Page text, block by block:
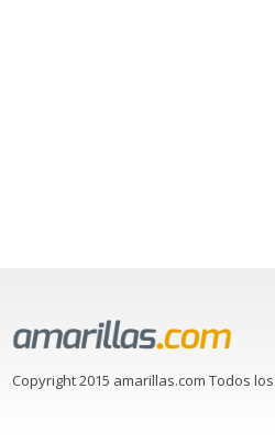
Copyright 2015 amarillas.com Todos